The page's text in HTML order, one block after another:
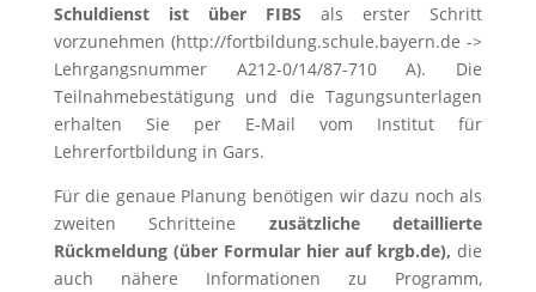
Schuldienst ist über FIBS als erster Schritt
vorzunehmen (http://fort­bildung.schule.bayern.de ->
Lehrgangsnummer A212-0/14/87-710 A). Die
Teilnahmebestätigung und die Tagungsunterlagen
erhalten Sie per E-Mail vom Institut für
Lehrerfortbildung in Gars.
Für die genaue Planung benötigen wir dazu noch als
zweiten Schritteine zusätzliche detaillierte
Rückmeldung (über Formular hier auf krgb.de), die
auch nähere Informationen zu Programm,